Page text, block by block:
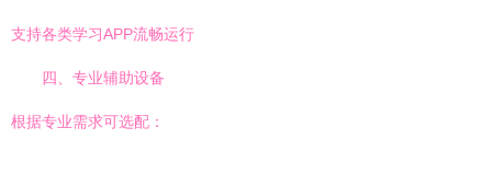
支持各类学习APP流畅运行
四、专业辅助设备
根据专业需求可选配：